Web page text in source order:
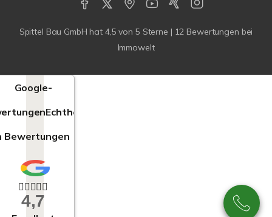
Spittel Bau GmbH hat 4,5 von 5 Sterne | 12 Bewertungen bei
Immowelt
Google-
Echtheit
Bewertungen
4,7